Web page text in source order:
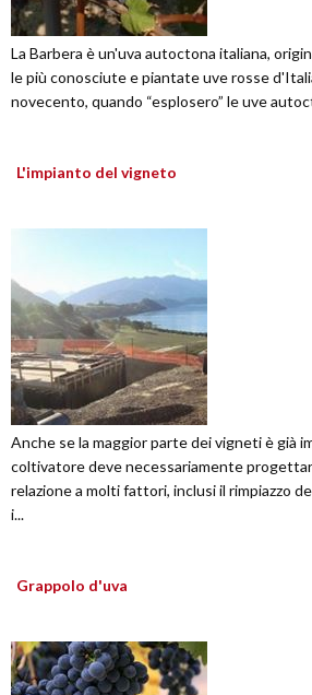
La Barbera è un'uva autoctona italiana,
le più conosciute e piantate uve rosse
novecento, quando “esplosero” le uve
L'impianto del vigneto
Anche se la maggior parte dei vigneti è già
coltivatore deve necessariamente
relazione a molti fattori, inclusi il rimpiazzo
i...
Grappolo d'uva